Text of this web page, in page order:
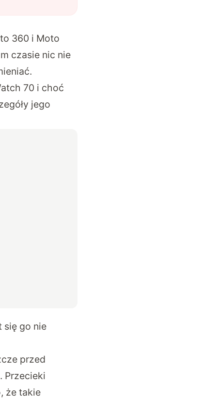
360 i Moto
czasie nic nie
70 i choć
jego
się go nie
przed
Przecieki
że takie